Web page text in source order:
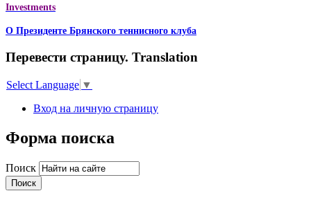
Investments
О Президенте Брянского теннисного клуба
Перевести страницу. Translation
Select Language ▼
Вход на личную страницу
Форма поиска
Поиск